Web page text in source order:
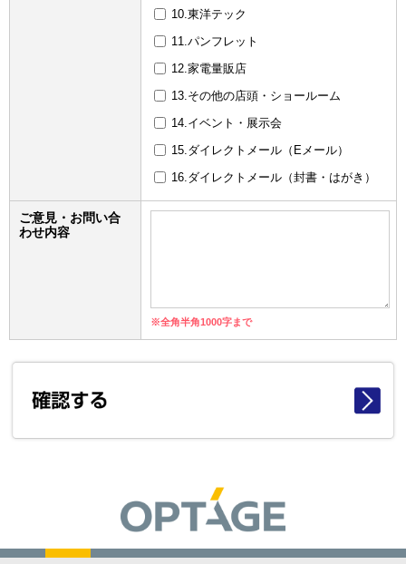
10.東洋テック
11.パンフレット
12.家電量販店
13.その他の店頭・ショールーム
14.イベント・展示会
15.ダイレクトメール（Eメール）
16.ダイレクトメール（封書・はがき）
ご意見・お問い合
わせ内容
※全角半角1000字まで